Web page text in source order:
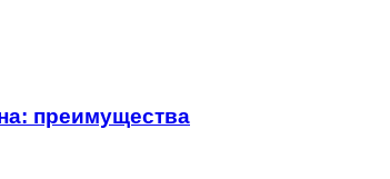
преимущества